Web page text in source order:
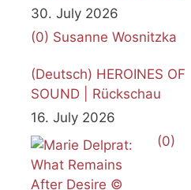
Juli 2026
30. July 2026
(0) Susanne Wosnitzka
(Deutsch) HEROINES OF
SOUND | Rückschau
16. July 2026
(0)